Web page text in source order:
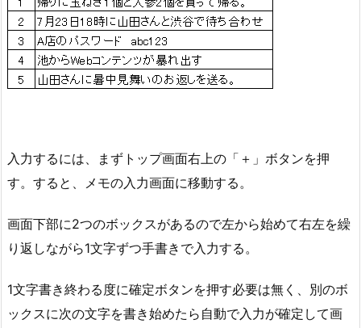
入力するには、まずトップ画面右上の「＋」ボタンを押
す。すると、メモの入力画面に移動する。
画面下部に2つのボックスがあるので左から始めて右左を繰
り返しながら1文字ずつ手書きで入力する。
1文字書き終わる度に確定ボタンを押す必要は無く、別のボ
ックスに次の文字を書き始めたら自動で入力が確定して画